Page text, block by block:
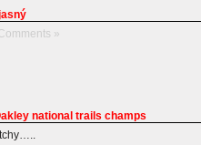
»
national trails champs